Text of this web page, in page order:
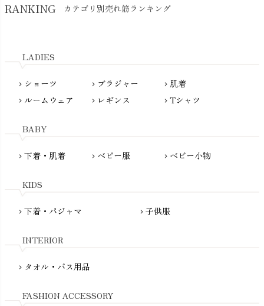
生活アートクラブ
nanadecor（ナナデェコール）
Haruulala（ハルウララ）
PeopleTree（ピープルツリー）
PRISTINE（プリスティン）
fromF（フロムエフ）
Lovingly Organics（ラビングリー）
Madame MO（マダムモー）
maggies（マギーズ）
MATONA（マトナ）
mini rodini（ミニロディーニ）
My Little Cozmo（マイリトルコズモ）
NATURAPURA（ナチュラプラ）
NewNative（ニューネイティブ）
RANKING カテゴリ別売れ筋ランキング
LADIES
chevron_right ショーツ chevron_right ブラジャー chevron_right 肌着
chevron_right ルームウェア chevron_right レギンス chevron_rightTシャツ
BABY
chevron_right 下着・肌着 chevron_right ベビー服 chevron_right ベビー小物
KIDS
chevron_right 下着・パジャマ chevron_right 子供服
INTERIOR
chevron_right タオル・バス用品
FASHION ACCESSORY